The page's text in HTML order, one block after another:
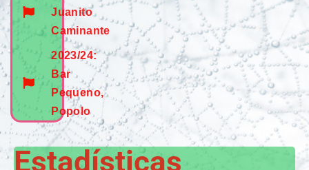
Juanito
Caminante
2023/24:
Bar
Pequeno,
Popolo
Estadísticas